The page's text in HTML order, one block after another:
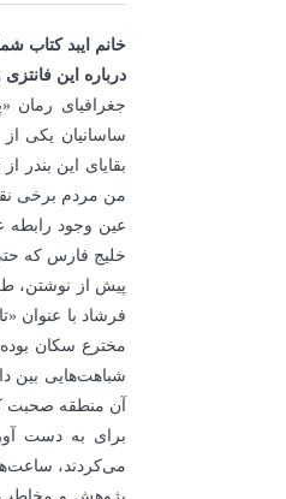
خانم ایبد کتاب
درباره این
جغرافیای رمان
ساسانیان یکی
بقایای این
من مردم برخی
عین وجود رابطه
خلیج فارس که
پیش از نوشتن،
فرشاد با عنوان
مخترع سکان
شباهت‌هایی بین
آن منطقه صحبت
برای به دست
می‌کردند،